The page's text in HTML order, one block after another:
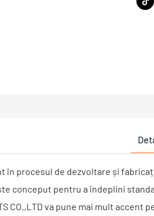
în procesul de dezvoltare și
conceput pentru a îndeplini
CO.,LTD va pune mai mult